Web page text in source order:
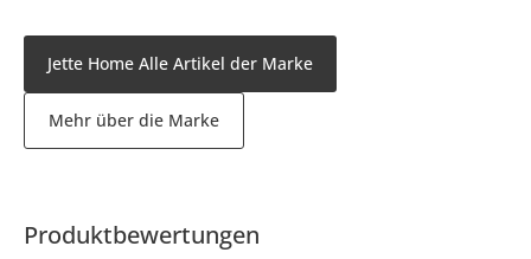
Jette Home Alle Artikel der Marke
Mehr über die Marke
Produktbewertungen